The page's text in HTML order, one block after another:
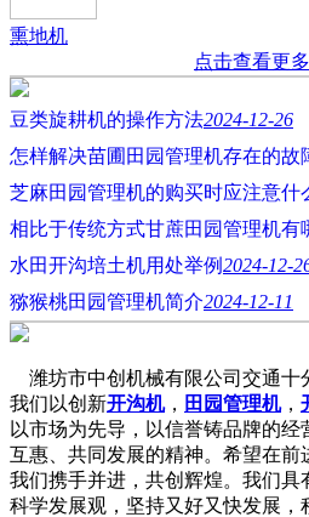
熏地机
点击查看更
豆类旋耕机的操作方法2024-12-26
怎样解决苗圃田园管理机存在的故
芝麻田园管理机的购买时应注意什
相比于传统方式甘蔗田园管理机有
水田开沟培土机用处举例2024-12-
猕猴桃田园管理机简介2024-12-11
潍坊市中创机械有限公司交通十
我们以创新开沟机， 田园管理机，
以市场为先导，以信誉铸品牌的经
互惠、共同发展的精神。希望在
我们携手并进，共创辉煌。我们
科学发展观，坚持又好又快发展